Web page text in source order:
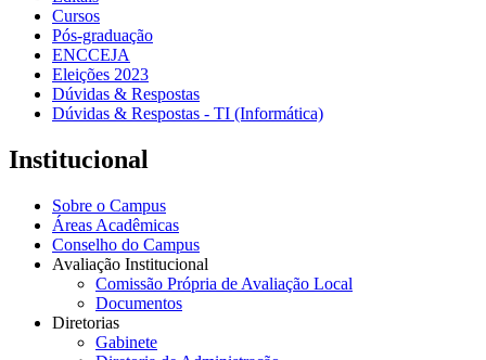
Cursos
Pós-graduação
ENCCEJA
Eleições 2023
Dúvidas & Respostas
Dúvidas & Respostas - TI (Informática)
Institucional
Sobre o Campus
Áreas Acadêmicas
Conselho do Campus
Avaliação Institucional
Comissão Própria de Avaliação Local
Documentos
Diretorias
Gabinete